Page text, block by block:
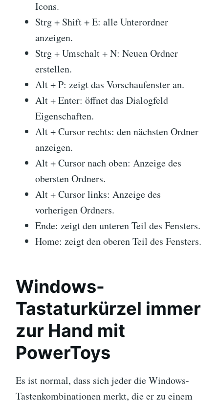
Icons.
Strg + Shift + E: alle Unterordner
anzeigen.
Strg + Umschalt + N: Neuen Ordner
erstellen.
Alt + P: zeigt das Vorschaufenster an.
Alt + Enter: öffnet das Dialogfeld
Eigenschaften.
Alt + Cursor rechts: den nächsten Ordner
anzeigen.
Alt + Cursor nach oben: Anzeige des
obersten Ordners.
Alt + Cursor links: Anzeige des
vorherigen Ordners.
Ende: zeigt den unteren Teil des Fensters.
Home: zeigt den oberen Teil des Fensters.
Windows-
Tastaturkürzel immer
zur Hand mit
PowerToys
Es ist normal, dass sich jeder die Windows-
Tastenkombinationen merkt, die er zu einem